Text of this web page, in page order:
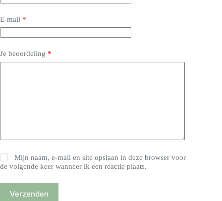
E-mail *
Je beoordeling *
Mijn naam, e-mail en site opslaan in deze browser voor
de volgende keer wanneer ik een reactie plaats.
Verzenden